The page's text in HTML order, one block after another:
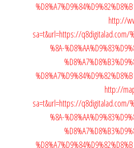
http://
sa=t&url=https://q8digitalad.com/
%8A-
http://
sa=t&url=https://q8digitalad.com/
%8A-